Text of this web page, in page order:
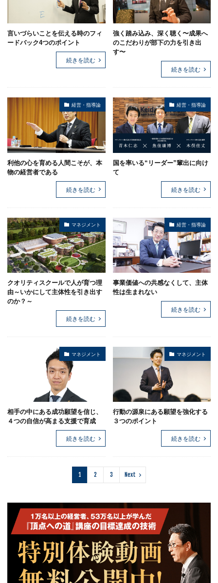
言いづらいことを伝える時のフィ
ードバック4つのポイント
続きを読む
強く踏み込み、深く聴く〜成果へ
のこだわりが部下の力を引き出
す〜
続きを読む
経営・指導論
利他の心を育める人間こそが、本
物の経営者である
続きを読む
経営・指導論
国を率いる“リーダー”輩出に向け
て
続きを読む
マネジメント
クオリティスクールで人が育つ理
由～いかにして主体性を引き出す
のか？～
続きを読む
経営・指導論
事業価値への共感なくして、主体
性は生まれない
続きを読む
マネジメント
相手の中にある成功願望を信じ、
４つの自信が高まる支援で育成
続きを読む
マネジメント
行動の源泉にある願望を強化する
３つのポイント
続きを読む
1 2 3 Next